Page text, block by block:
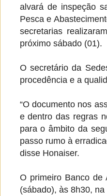
alvará de inspeção
Pesca e
secretarias
próximo sábado (01).
O secretário da
procedência e a
“O documento nos
e dentro das regras
para o âmbito da
passo rumo à
disse Honaiser.
O primeiro Banco de
(sábado), às 8h30,